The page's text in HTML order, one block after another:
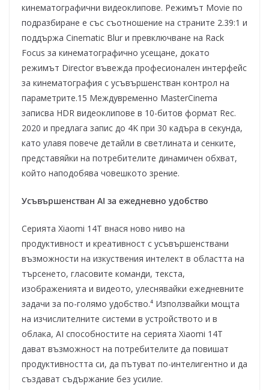
кинематографични видеоклипове. Режимът Movie по
подразбиране е със съотношение на страните 2.39:1 и
поддържа Cinematic Blur и превключване на Rack
Focus за кинематографично усещане, докато
режимът Director въвежда професионален интерфейс
за кинематография с усъвършенстван контрол на
параметрите.15 Междувременно MasterCinema
записва HDR видеоклипове в 10-битов формат Rec.
2020 и предлага запис до 4K при 30 кадъра в секунда,
като улавя повече детайли в светлината и сенките,
представяйки на потребителите динамичен обхват,
който наподобява човешкото зрение.
Усъвършенстван AI за ежедневно удобство
Серията Xiaomi 14T внася ново ниво на
продуктивност и креативност с усъвършенствани
възможности на изкуствения интелект в областта на
търсенето, гласовите команди, текста,
изображенията и видеото, улеснявайки ежедневните
задачи за по-голямо удобство.⁴ Използвайки мощта
на изчислителните системи в устройството и в
облака, AI способностите на серията Xiaomi 14T
дават възможност на потребителите да повишат
продуктивността си, да пътуват по-интелигентно и да
създават съдържание без усилие.